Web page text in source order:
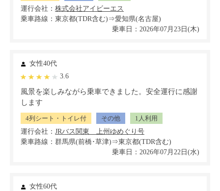
運行会社：
乗車路線：東京都(TDR含む)⇒愛知県(名古屋)
乗車日：2026年07月23日(木)
女性40代
3.6
風景を楽しみながら乗車できました。安全運行に感謝
します
4列シート・トイレ付 その他
1人利用
運行会社：
乗車路線：群馬県(前橋･草津)⇒東京都(TDR含む)
乗車日：2026年07月22日(水)
女性60代